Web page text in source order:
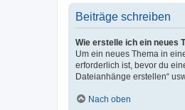
Beiträge schreiben
Wie erstelle ich ein neues
Um ein neues Thema in
erforderlich ist, bevor du
Dateianhänge erstellen“
Nach oben